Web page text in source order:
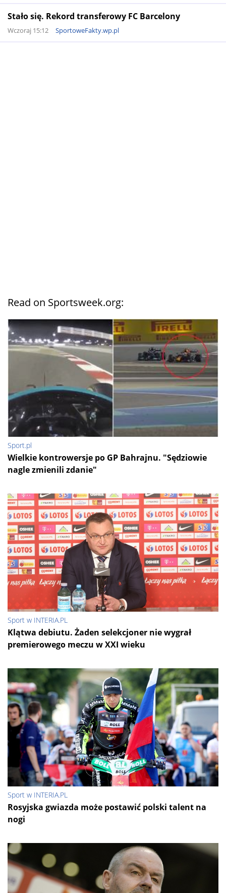
Stało się. Rekord transferowy FC Barcelony
Wczoraj 15:12 SportoweFakty.wp.pl
Read on Sportsweek.org:
Sport.pl
Wielkie kontrowersje po GP Bahrajnu. "Sędziowie
nagle zmienili zdanie"
Sport w INTERIA.PL
Klątwa debiutu. Żaden selekcjoner nie wygrał
premierowego meczu w XXI wieku
Sport w INTERIA.PL
Rosyjska gwiazda może postawić polski talent na
nogi